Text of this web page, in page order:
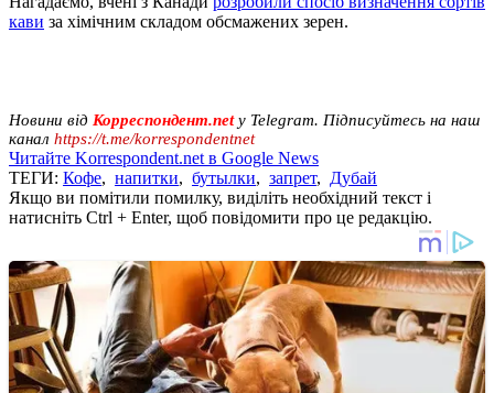
кави за хімічним складом обсмажених зерен.
Новини від Корреспондент.netу Telegram. Підписуйтесь на наш
канал https://t.me/korrespondentnet
Читайте Korrespondent.net в Google News
ТЕГИ: Кофе, напитки, бутылки, запрет, Дубай
Якщо ви помітили помилку, виділіть необхідний текст і
натисніть Ctrl + Enter, щоб повідомити про це редакцію.